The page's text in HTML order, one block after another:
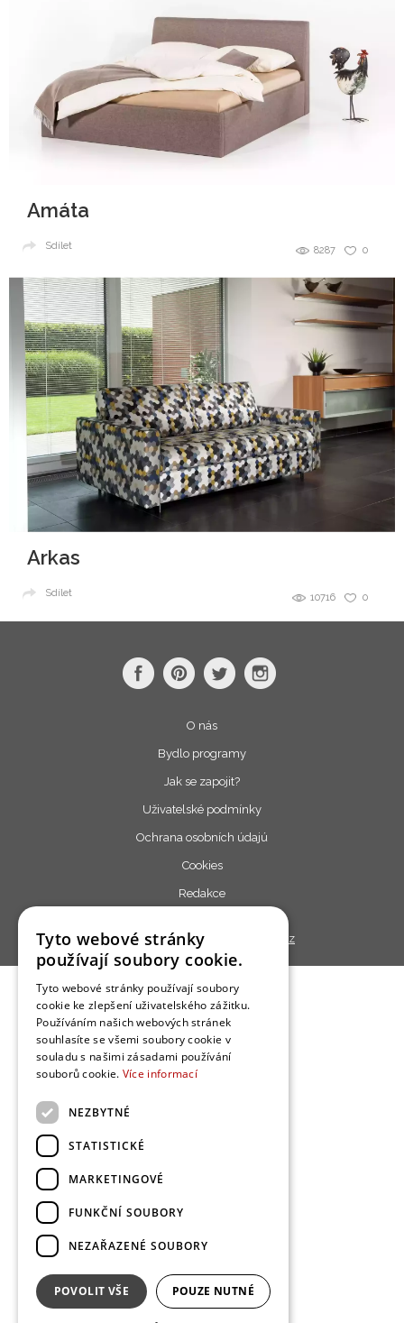
Amáta
0
8287
Sdílet
Arkas
0
10716
Sdílet
O nás
Bydlo programy
Jak se zapojit?
Uživatelské podmínky
Ochrana osobních údajú
Cookies
Redakce
Copyright © 2013 - 2026, Bydlo.cz
Tyto webové stránky
používají soubory cookie.
Tyto webové stránky používají soubory
cookie ke zlepšení uživatelského zážitku.
Používáním našich webových stránek
souhlasíte se všemi soubory cookie v
souladu s našimi zásadami používání
souborů cookie. Více informací
NEZBYTNÉ
STATISTICKÉ
MARKETINGOVÉ
FUNKČNÍ SOUBORY
NEZAŘAZENÉ SOUBORY
POVOLIT VŠE POUZE NUTNÉ